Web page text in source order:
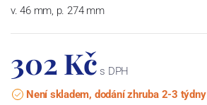
v. 46 mm, p. 274 mm
302 Kč s DPH
Není skladem, dodání zhruba 2-3 týdny